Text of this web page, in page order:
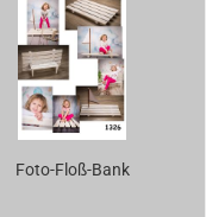
Foto-Floß-Bank